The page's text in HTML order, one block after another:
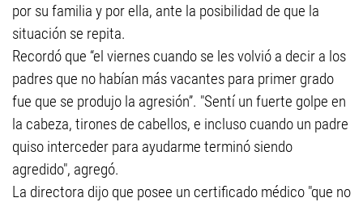
por su familia y por ella, ante la posibilidad de que la
situación se repita.
Recordó que “el viernes cuando se les volvió a decir a los
padres que no habían más vacantes para primer grado
fue que se produjo la agresión”. "Sentí un fuerte golpe en
la cabeza, tirones de cabellos, e incluso cuando un padre
quiso interceder para ayudarme terminó siendo
agredido", agregó.
La directora dijo que posee un certificado médico "que no